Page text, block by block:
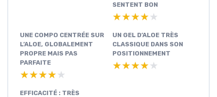
SENTENT BON
★★★★★
★★★★★
UNE COMPO CENTRÉE SUR
L’ALOE, GLOBALEMENT
PROPRE MAIS PAS
PARFAITE
★★★★★
★★★★★
UN GEL D’ALOE TRÈS
CLASSIQUE DANS SON
POSITIONNEMENT
★★★★★
★★★★★
EFFICACITÉ : TRÈS